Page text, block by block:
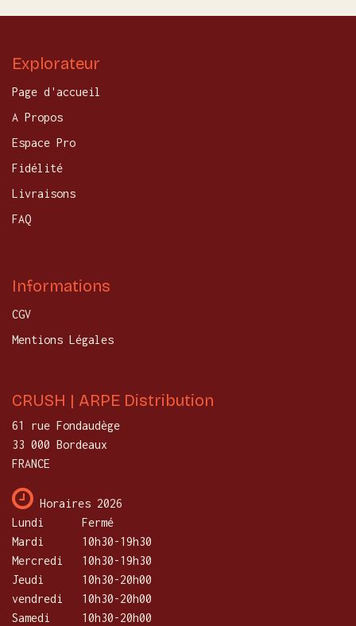
Explorateur
Page d'accueil
A Propos
Espace Pro
Fidélité
Livraisons
FAQ
Informations
CGV
Mentions Légales
CRUSH | ARPE Distribution
61 rue Fondaudège
33 000 Bordeaux
FRANCE
Horaires 2026
Lundi
​Fermé
Mardi
10h30-19h30
Mercredi
​10h30-19h30
Jeudi
10h30-20h00
vendredi
10h30-20h00
Samedi
10h30-20h00